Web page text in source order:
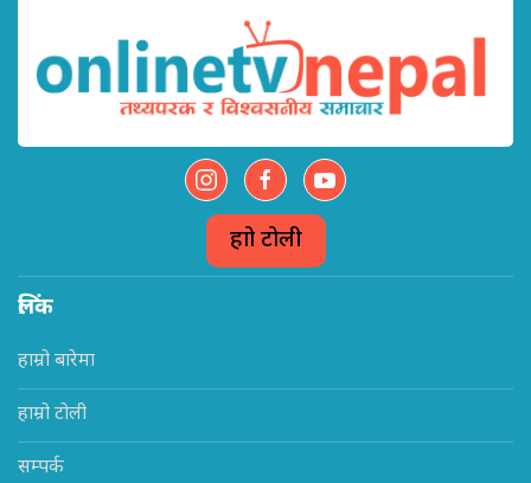
हाम्रो टोली
लिंक
हाम्रो बारेमा
हाम्रो टोली
सम्पर्क